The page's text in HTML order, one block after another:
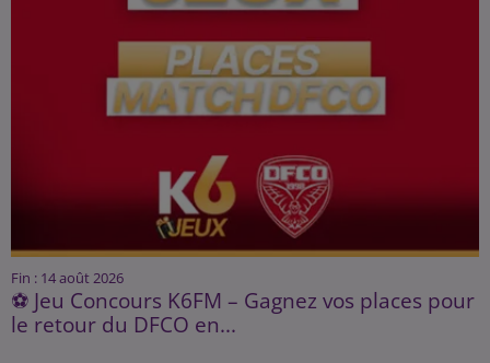
Fin : 14 août 2026
⚽ Jeu Concours K6FM – Gagnez vos places pour
le retour du DFCO en...